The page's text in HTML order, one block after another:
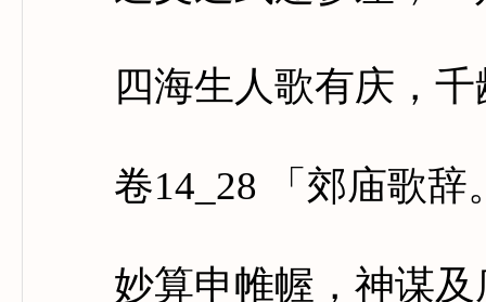
四海生人歌有庆，千
卷14_28 「郊庙歌辞
妙算申帷幄，神谋及